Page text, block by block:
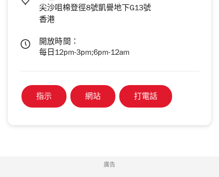
尖沙咀棉登徑8號凱譽地下G13號
香港
開放時間：
每日12pm-3pm;6pm-12am
指示 網站 打電話
廣告